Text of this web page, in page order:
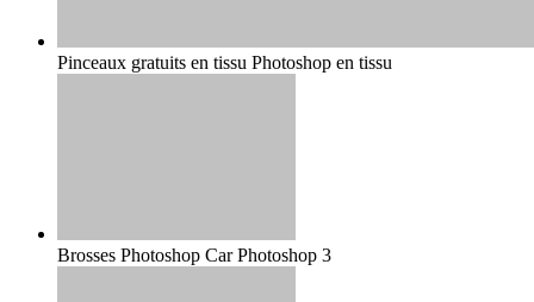
Pinceaux gratuits en tissu Photoshop en tissu
Brosses Photoshop Car Photoshop 3